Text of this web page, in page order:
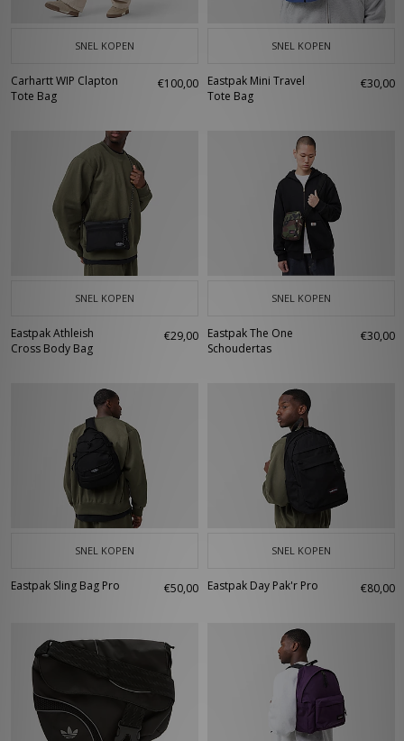
SNEL KOPEN
Carhartt WIP Clapton
Tote Bag
€100,00
SNEL KOPEN
Eastpak Mini Travel
Tote Bag
€30,00
SNEL KOPEN
Eastpak Athleish
Cross Body Bag
€29,00
SNEL KOPEN
Eastpak The One
Schoudertas
€30,00
SNEL KOPEN
Eastpak Sling Bag Pro €50,00
SNEL KOPEN
Eastpak Day Pak'r Pro €80,00